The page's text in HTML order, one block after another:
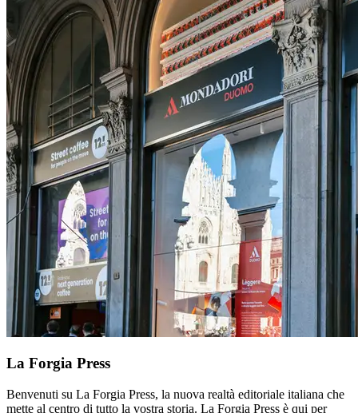
La Forgia Press
Benvenuti su La Forgia Press, la nuova realtà editoriale italiana che
mette al centro di tutto la vostra storia. La Forgia Press è qui per